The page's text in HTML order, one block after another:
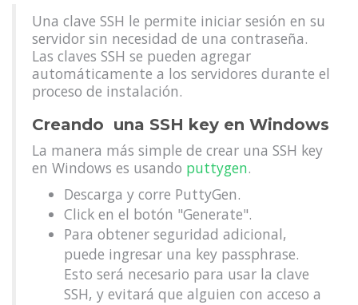
Una clave SSH le permite iniciar sesión en su
servidor sin necesidad de una contraseña.
Las claves SSH se pueden agregar
automáticamente a los servidores durante el
proceso de instalación.
Creando una SSH key en Windows
La manera más simple de crear una SSH key
en Windows es usando puttygen.
Descarga y corre PuttyGen.
Click en el botón "Generate".
Para obtener seguridad adicional,
puede ingresar una key passphrase.
Esto será necesario para usar la clave
SSH, y evitará que alguien con acceso a